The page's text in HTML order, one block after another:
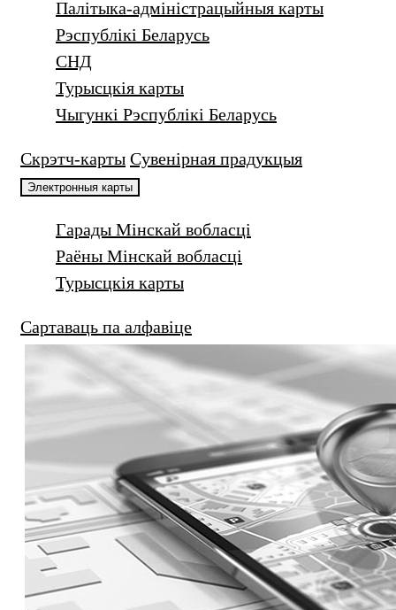
Палітыка-адміністрацыйныя карты
Рэспублікі Беларусь
СНД
Турысцкiя карты
Чыгункі Рэспублікі Беларусь
Скрэтч-карты Сувенiрная прадукцыя
Электронныя карты
Гарады Мінскай вобласці
Раёны Мінскай вобласці
Турысцкія карты
Сартаваць па алфавіце